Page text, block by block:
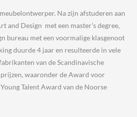
Na zijn afstuderen aan
and Design met een master’s degree,
bureau met een voormalige klasgenoot
duurde 4 jaar en resulteerde in vele
van de Scandinavische
waaronder de Award voor
Talent Award van de Noorse